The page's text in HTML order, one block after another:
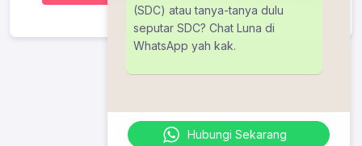
(SDC) atau tanya-tanya dulu
seputar SDC? Chat Luna di
WhatsApp yah kak.
Hubungi Sekarang